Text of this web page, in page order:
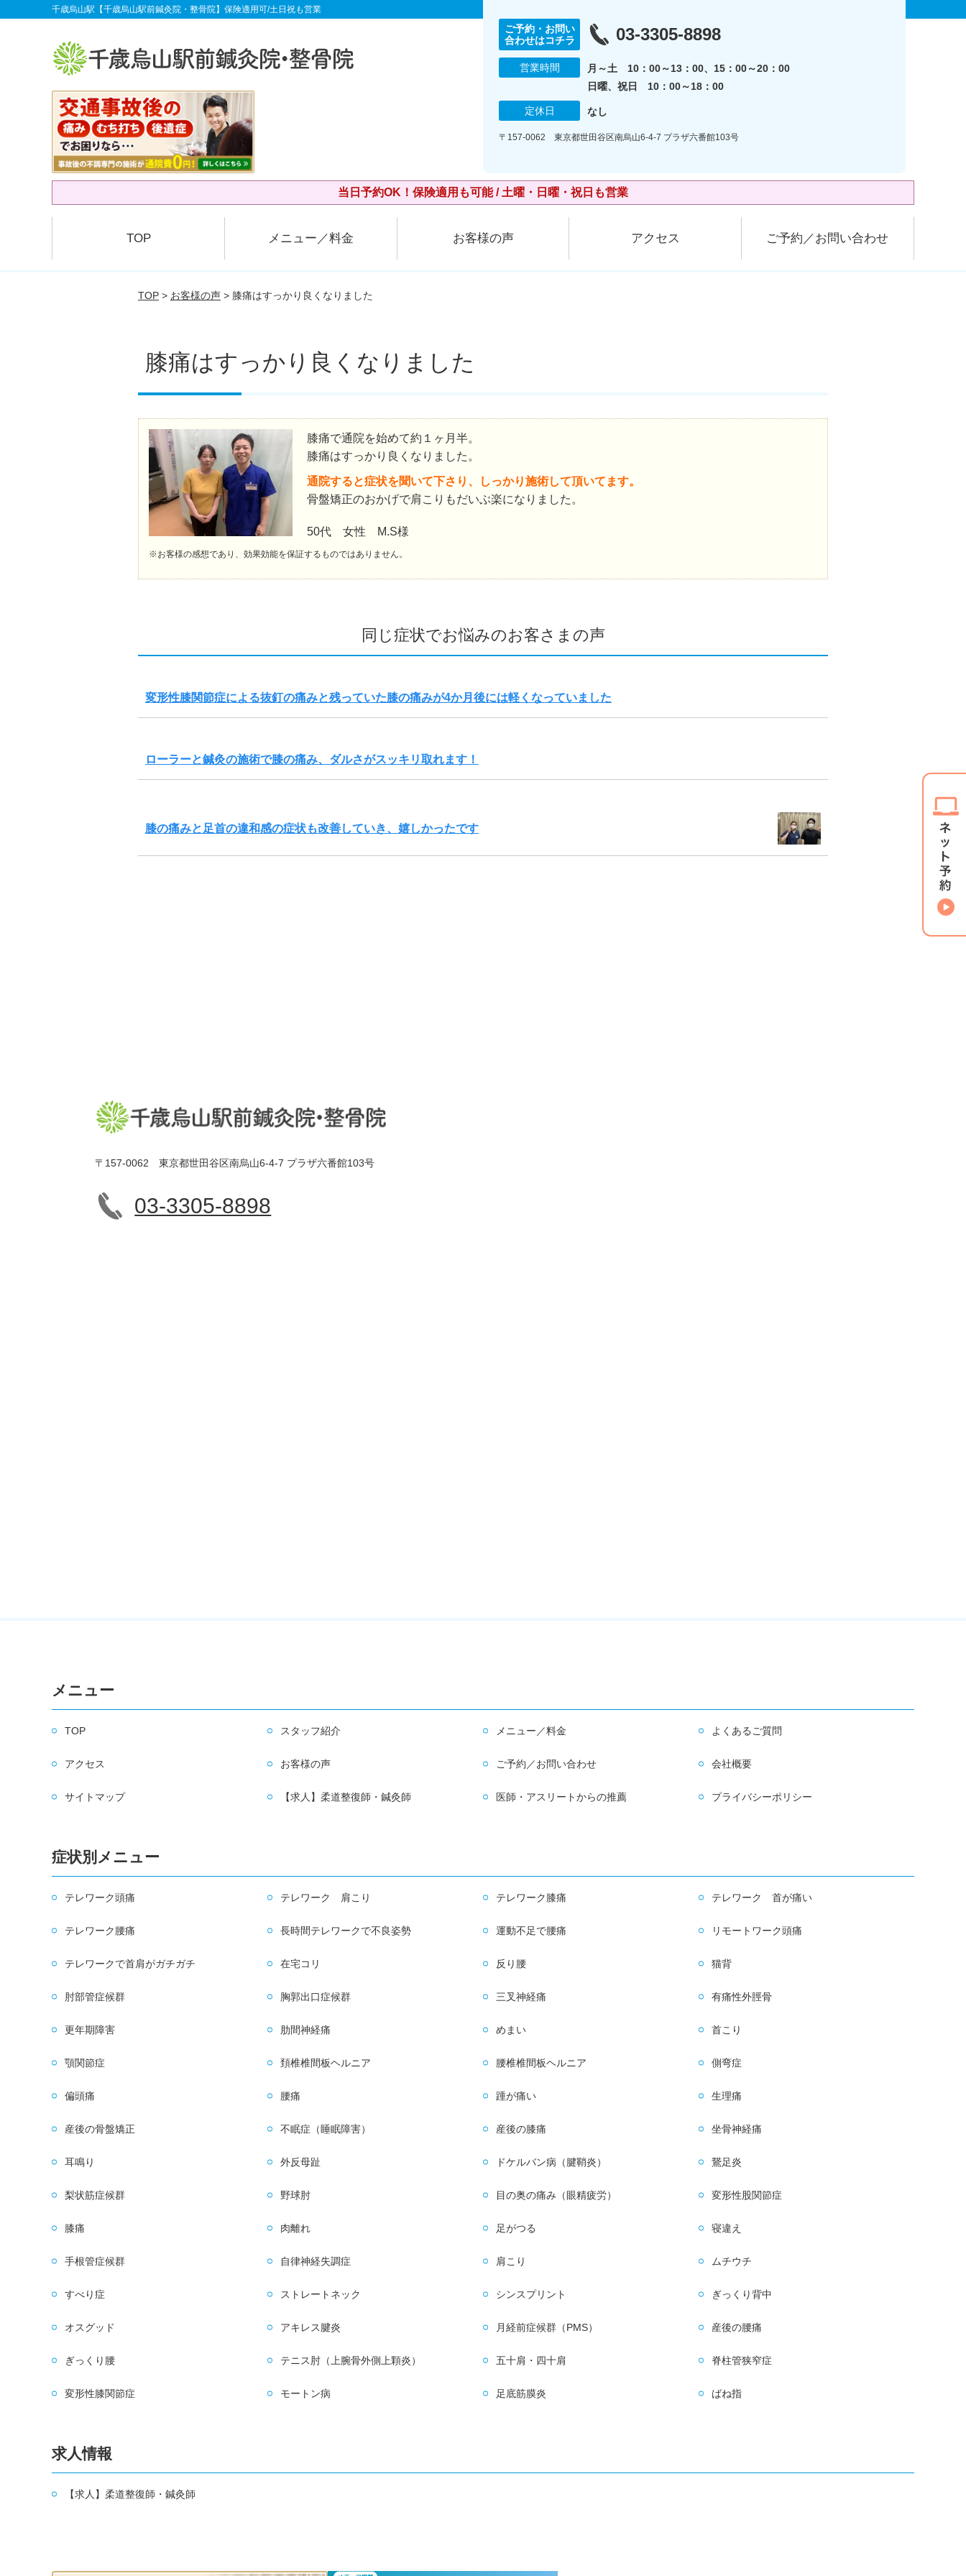
千歳烏山駅【千歳烏山駅前鍼灸院・整骨院】保険適用可/土日祝も営業
ご予約・お問い
合わせはコチラ
03-3305-8898
営業時間
月～土 10：00～13：00、15：00～20：00
日曜、祝日 10：00～18：00
定休日 なし
〒157-0062 東京都世田谷区南烏山6-4-7 プラザ六番館103号
当日予約OK！保険適用も可能 / 土曜・日曜・祝日も営業
TOP メニュー／料金 お客様の声 アクセス ご予約／お問い合わせ
TOP > お客様の声 > 膝痛はすっかり良くなりました
膝痛はすっかり良くなりました
膝痛で通院を始めて約１ヶ月半。
膝痛はすっかり良くなりました。
通院すると症状を聞いて下さり、しっかり施術して頂いてます。
骨盤矯正のおかげで肩こりもだいぶ楽になりました。
50代 女性 M.S様
※お客様の感想であり、効果効能を保証するものではありません。
同じ症状でお悩みのお客さまの声
変形性膝関節症による抜釘の痛みと残っていた膝の痛みが4か月後には軽くなっていました
ローラーと鍼灸の施術で膝の痛み、ダルさがスッキリ取れます！
膝の痛みと足首の違和感の症状も改善していき、嬉しかったです
〒157-0062 東京都世田谷区南烏山6-4-7 プラザ六番館103号
03-3305-8898
メニュー
TOP スタッフ紹介 メニュー／料金 よくあるご質問
アクセス お客様の声 ご予約／お問い合わせ 会社概要
サイトマップ 【求人】柔道整復師・鍼灸師 医師・アスリートからの推薦 プライバシーポリシー
症状別メニュー
テレワーク頭痛 テレワーク 肩こり テレワーク膝痛 テレワーク 首が痛い
テレワーク腰痛 長時間テレワークで不良姿勢 運動不足で腰痛 リモートワーク頭痛
テレワークで首肩がガチガチ 在宅コリ 反り腰 猫背
肘部管症候群 胸郭出口症候群 三叉神経痛 有痛性外脛骨
更年期障害 肋間神経痛 めまい 首こり
顎関節症 頚椎椎間板ヘルニア 腰椎椎間板ヘルニア 側弯症
偏頭痛 腰痛 踵が痛い 生理痛
産後の骨盤矯正 不眠症（睡眠障害） 産後の膝痛 坐骨神経痛
耳鳴り 外反母趾 ドケルバン病（腱鞘炎） 鵞足炎
梨状筋症候群 野球肘 目の奥の痛み（眼精疲労） 変形性股関節症
膝痛 肉離れ 足がつる 寝違え
手根管症候群 自律神経失調症 肩こり ムチウチ
すべり症 ストレートネック シンスプリント ぎっくり背中
オスグッド アキレス腱炎 月経前症候群（PMS） 産後の腰痛
ぎっくり腰 テニス肘（上腕骨外側上顆炎） 五十肩・四十肩 脊柱管狭窄症
変形性膝関節症 モートン病 足底筋膜炎 ばね指
求人情報
【求人】柔道整復師・鍼灸師